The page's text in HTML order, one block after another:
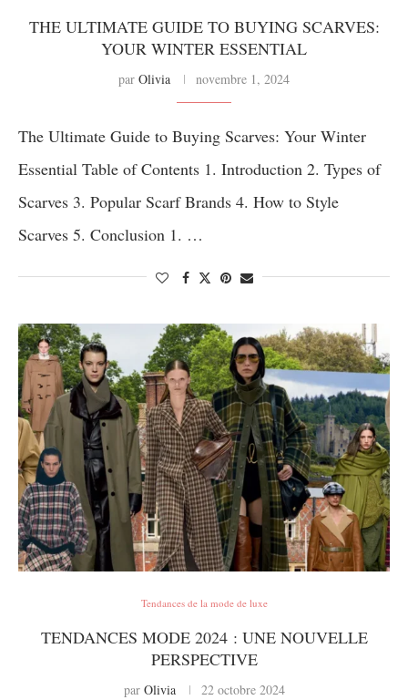
THE ULTIMATE GUIDE TO BUYING SCARVES:
YOUR WINTER ESSENTIAL
par Olivia novembre 1, 2024
The Ultimate Guide to Buying Scarves: Your Winter
Essential Table of Contents 1. Introduction 2. Types of
Scarves 3. Popular Scarf Brands 4. How to Style
Scarves 5. Conclusion 1. …
Tendances de la mode de luxe
TENDANCES MODE 2024 : UNE NOUVELLE
PERSPECTIVE
par Olivia 22 octobre 2024